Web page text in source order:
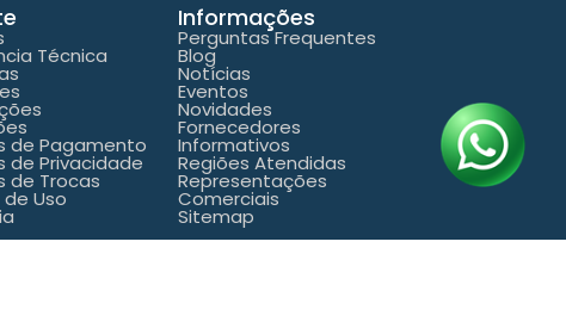
Técnica
de Pagamento
de Privacidade
de Trocas
Uso
Informações
Perguntas Frequentes
Blog
Notícias
Eventos
Novidades
Fornecedores
Informativos
Regiões Atendidas
Representações
Comerciais
Sitemap